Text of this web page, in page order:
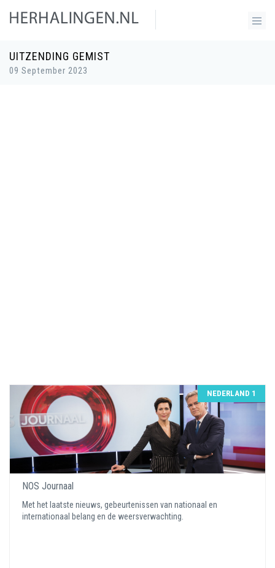
UITZENDING GEMIST
09 September 2023
NEDERLAND 1
NOS Journaal
Met het laatste nieuws, gebeurtenissen van nationaal en
internationaal belang en de weersverwachting.